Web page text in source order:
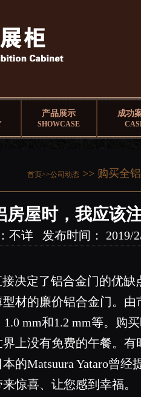
产品展示
SHOWCASE
成功
首页>>公司动态 >> 购买全
房屋时，我应该
不详 发布时间： 2019/
定了铝合金门的优缺
材的廉价铝合金门。
1.0 mm和1.2 mm等。购
上没有免费的午餐。
的Matsuura Yataro曾
惊喜、让您感到幸福。